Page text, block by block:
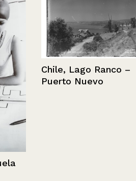
Chile, Lago Ranco –
Puerto Nuevo